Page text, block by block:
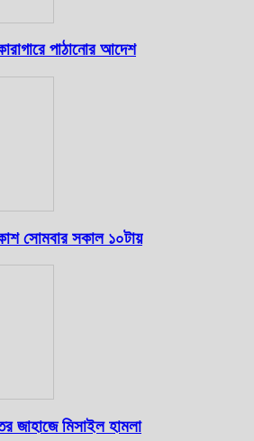
পাঠানোর আদেশ
সোমবার সকাল ১০টায়
জাহাজে মিসাইল হামলা